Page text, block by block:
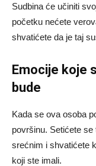
Sudbina će učiniti
početku nećete
shvatićete da je taj
Emocije koje
bude
Kada se ova osoba
površinu. Setićete
srećnim i shvatićete
koji ste imali.